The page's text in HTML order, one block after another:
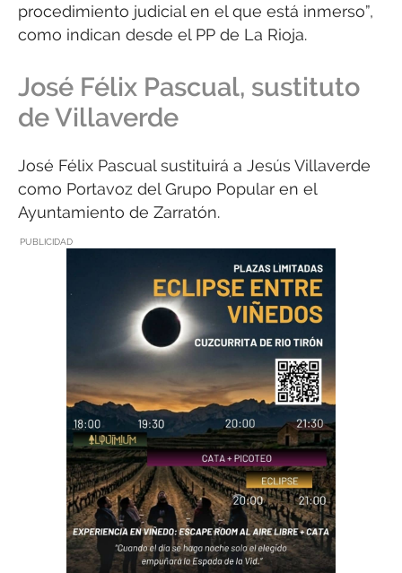
procedimiento judicial en el que está inmerso”,
como indican desde el PP de La Rioja.
José Félix Pascual, sustituto
de Villaverde
José Félix Pascual sustituirá a Jesús Villaverde
como Portavoz del Grupo Popular en el
Ayuntamiento de Zarratón.
PUBLICIDAD